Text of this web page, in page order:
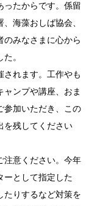
ったからです。係留
海藻おしば協会、
のみなさまに心から
。
されます。工作やも
ンプや講座、おま
参加いただき、この
を残してください
注意ください。今年
ーとして指定した
たりするなど対策を